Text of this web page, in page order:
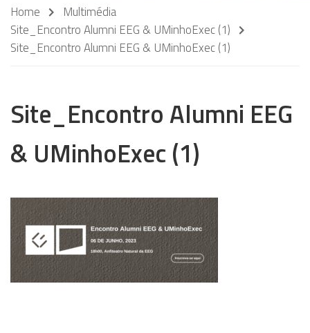
Home
Multimédia
Site_Encontro Alumni EEG & UMinhoExec (1)
Site_Encontro Alumni EEG & UMinhoExec (1)
Site_Encontro Alumni EEG
& UMinhoExec (1)